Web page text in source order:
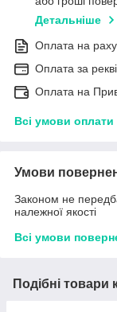
Детальніше
Оплата на
Оплата за
Оплата на
Всі умови оплати
Умови
Законом не
належної якості
Всі умови
Подібні товари